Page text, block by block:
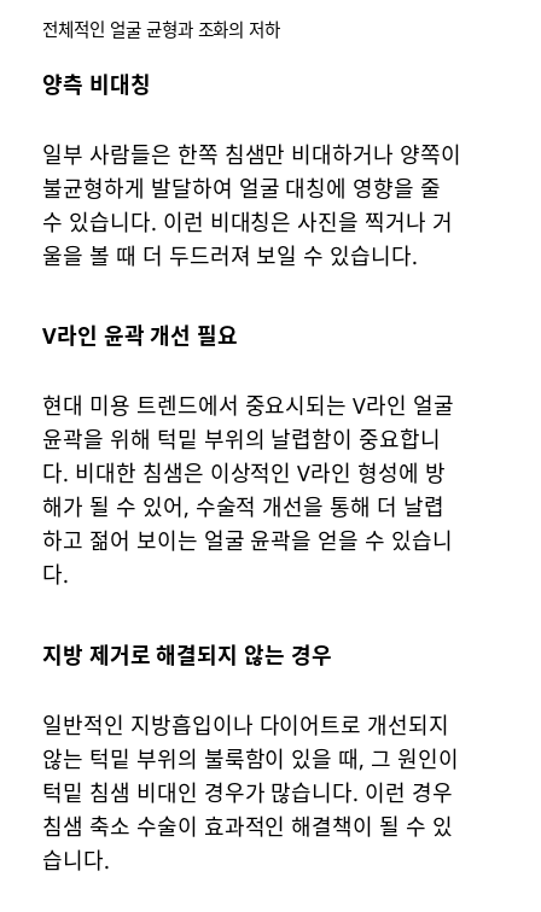
전체적인 얼굴 균형과 조화의 저하
양측 비대칭
일부 사람들은 한쪽 침샘만 비대하거나 양쪽이
불균형하게 발달하여 얼굴 대칭에 영향을 줄
수 있습니다. 이런 비대칭은 사진을 찍거나 거
울을 볼 때 더 두드러져 보일 수 있습니다.
V라인 윤곽 개선 필요
현대 미용 트렌드에서 중요시되는 V라인 얼굴
윤곽을 위해 턱밑 부위의 날렵함이 중요합니
다. 비대한 침샘은 이상적인 V라인 형성에 방
해가 될 수 있어, 수술적 개선을 통해 더 날렵
하고 젊어 보이는 얼굴 윤곽을 얻을 수 있습니
다.
지방 제거로 해결되지 않는 경우
일반적인 지방흡입이나 다이어트로 개선되지
않는 턱밑 부위의 불룩함이 있을 때, 그 원인이
턱밑 침샘 비대인 경우가 많습니다. 이런 경우
침샘 축소 수술이 효과적인 해결책이 될 수 있
습니다.